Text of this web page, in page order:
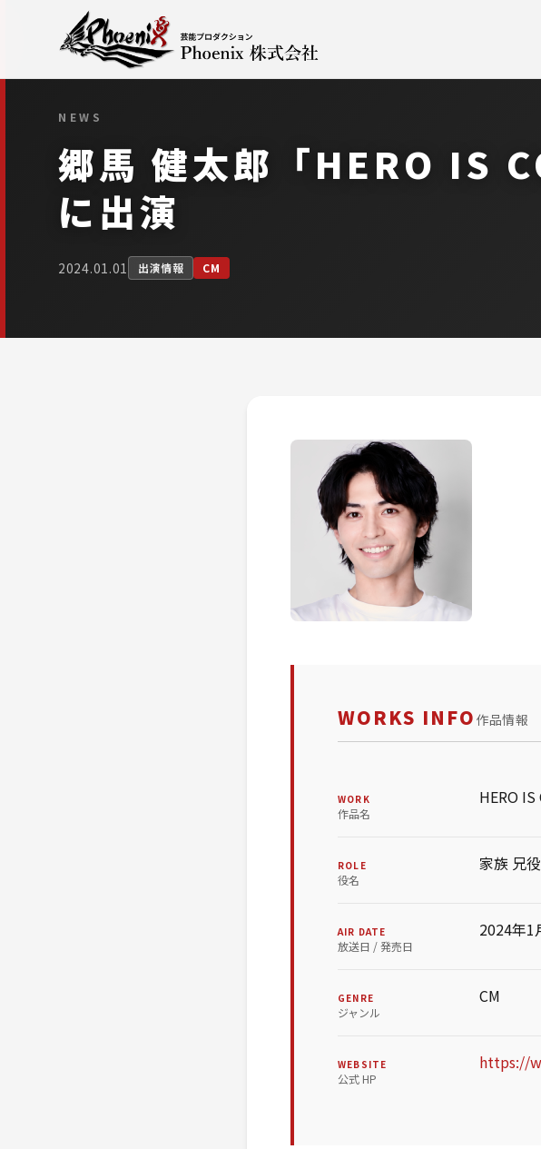
NEWS
郷馬 健太郎「HERO IS
に出演
2024.01.01 出演情報 CM
WORKS INFO 作品情報
WORK
作品名
HERO
ROLE
役名
家族 兄
AIR DATE
放送日 / 発売日
2024年1
GENRE
ジャンル
CM
WEBSITE
公式 HP
https://